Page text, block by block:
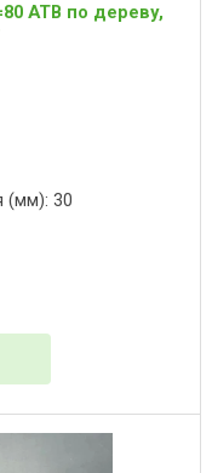
ATB по дереву,
(мм): 30